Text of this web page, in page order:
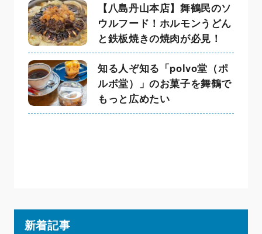
【八島丹山本店】舞鶴民のソ
ウルフード！ホルモンうどん
と鉄板焼きの焼肉が必見！
知る人ぞ知る「polvo堂（ポ
ルボ堂）」のお菓子を舞鶴で
もっと広めたい
新着記事